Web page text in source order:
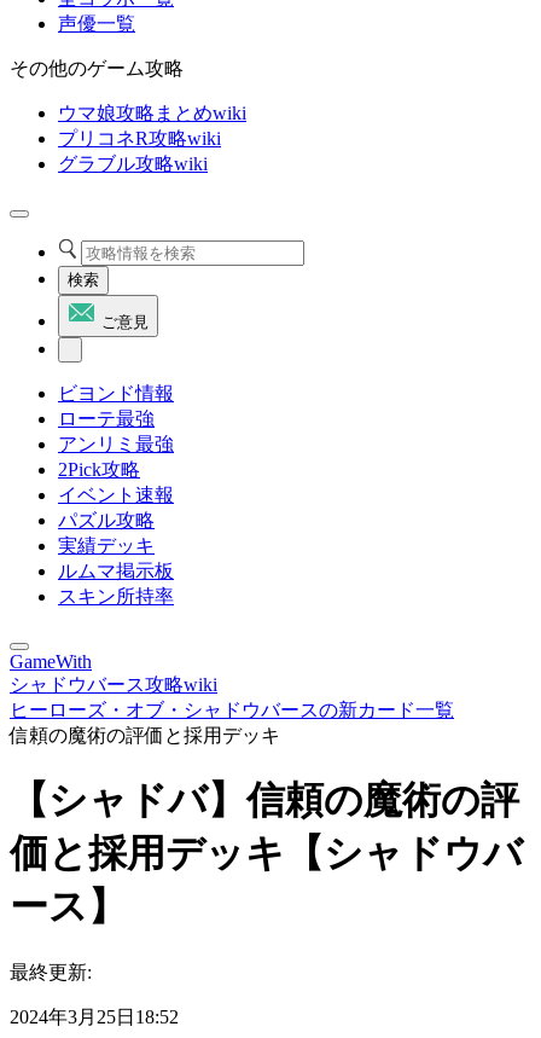
声優一覧
その他のゲーム攻略
ウマ娘攻略まとめwiki
プリコネR攻略wiki
グラブル攻略wiki
検索
ご意見
ビヨンド情報
ローテ最強
アンリミ最強
2Pick攻略
イベント速報
パズル攻略
実績デッキ
ルムマ掲示板
スキン所持率
GameWith
シャドウバース攻略wiki
ヒーローズ・オブ・シャドウバースの新カード一覧
信頼の魔術の評価と採用デッキ
【シャドバ】信頼の魔術の評
価と採用デッキ【シャドウバ
ース】
最終更新:
2024年3月25日18:52